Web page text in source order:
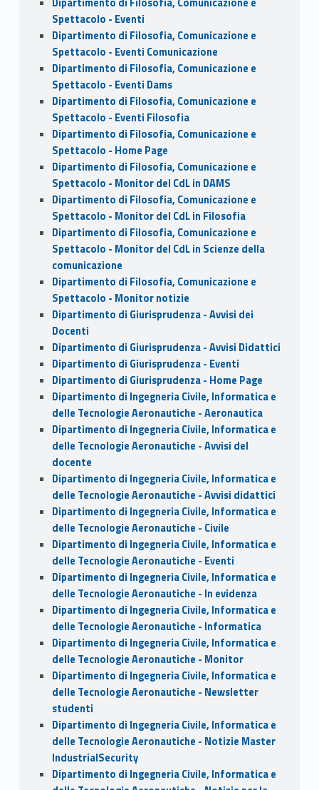
Spettacolo - Eventi
Dipartimento di Filosofia, Comunicazione e
Spettacolo - Eventi Comunicazione
Dipartimento di Filosofia, Comunicazione e
Spettacolo - Eventi Dams
Dipartimento di Filosofia, Comunicazione e
Spettacolo - Eventi Filosofia
Dipartimento di Filosofia, Comunicazione e
Spettacolo - Home Page
Dipartimento di Filosofia, Comunicazione e
Spettacolo - Monitor del CdL in DAMS
Dipartimento di Filosofia, Comunicazione e
Spettacolo - Monitor del CdL in Filosofia
Dipartimento di Filosofia, Comunicazione e
Spettacolo - Monitor del CdL in Scienze della
comunicazione
Dipartimento di Filosofia, Comunicazione e
Spettacolo - Monitor notizie
Dipartimento di Giurisprudenza - Avvisi dei
Docenti
Dipartimento di Giurisprudenza - Avvisi Didattici
Dipartimento di Giurisprudenza - Eventi
Dipartimento di Giurisprudenza - Home Page
Dipartimento di Ingegneria Civile, Informatica e
delle Tecnologie Aeronautiche - Aeronautica
Dipartimento di Ingegneria Civile, Informatica e
delle Tecnologie Aeronautiche - Avvisi del
docente
Dipartimento di Ingegneria Civile, Informatica e
delle Tecnologie Aeronautiche - Avvisi didattici
Dipartimento di Ingegneria Civile, Informatica e
delle Tecnologie Aeronautiche - Civile
Dipartimento di Ingegneria Civile, Informatica e
delle Tecnologie Aeronautiche - Eventi
Dipartimento di Ingegneria Civile, Informatica e
delle Tecnologie Aeronautiche - In evidenza
Dipartimento di Ingegneria Civile, Informatica e
delle Tecnologie Aeronautiche - Informatica
Dipartimento di Ingegneria Civile, Informatica e
delle Tecnologie Aeronautiche - Monitor
Dipartimento di Ingegneria Civile, Informatica e
delle Tecnologie Aeronautiche - Newsletter
studenti
Dipartimento di Ingegneria Civile, Informatica e
delle Tecnologie Aeronautiche - Notizie Master
IndustrialSecurity
Dipartimento di Ingegneria Civile, Informatica e